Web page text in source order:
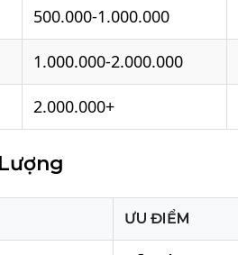
500.000-1.000.000
1.000.000-2.000.000
2.000.000+
ƯU ĐIỂM